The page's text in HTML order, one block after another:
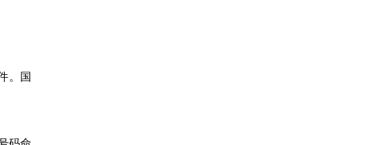
。国